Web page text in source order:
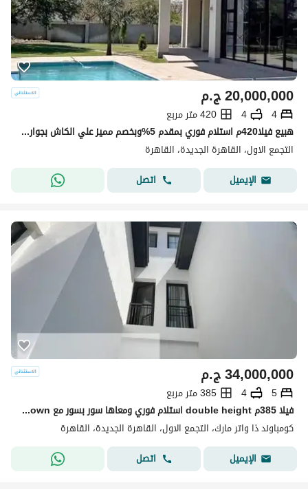
ج.م20,000,000
4
4
420 متر مربع
هبيع فيلا420م استلام فوري بمقدم 5%وبخصم مميز علي الكاش بجوار فندق توليب باق
التجمع الاول، القاهرة الجديدة، القاهرة
الإيميل
اتصل
ج.م34,000,000
5
4
385 متر مربع
فيلا 385م double height استلام فوري ومعاها سور بسور مع sodic eastown
كومباوند ذا واتر مارك، التجمع الاول، القاهرة الجديدة، القاهرة
الإيميل
اتصل